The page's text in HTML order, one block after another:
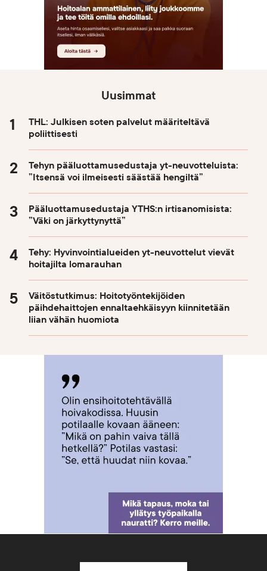
Uusimmat
THL: Julkisen soten palvelut määriteltävä
poliittisesti
Tehyn pääluottamusedustaja yt-neuvotteluista:
”Itsensä voi ilmeisesti säästää hengiltä”
Pääluottamusedustaja YTHS:n irtisanomisista:
”Väki on järkyttynyttä”
Tehy: Hyvinvointialueiden yt-neuvottelut vievät
hoitajilta lomarauhan
Väitöstutkimus: Hoitotyöntekijöiden
päihdehaittojen ennaltaehkäisyyn kiinnitetään
liian vähän huomiota